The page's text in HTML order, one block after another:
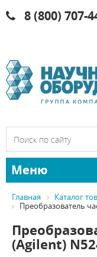
8 (800) 707-
Меню
Главная Каталог
Преобразователь
(Agilent)